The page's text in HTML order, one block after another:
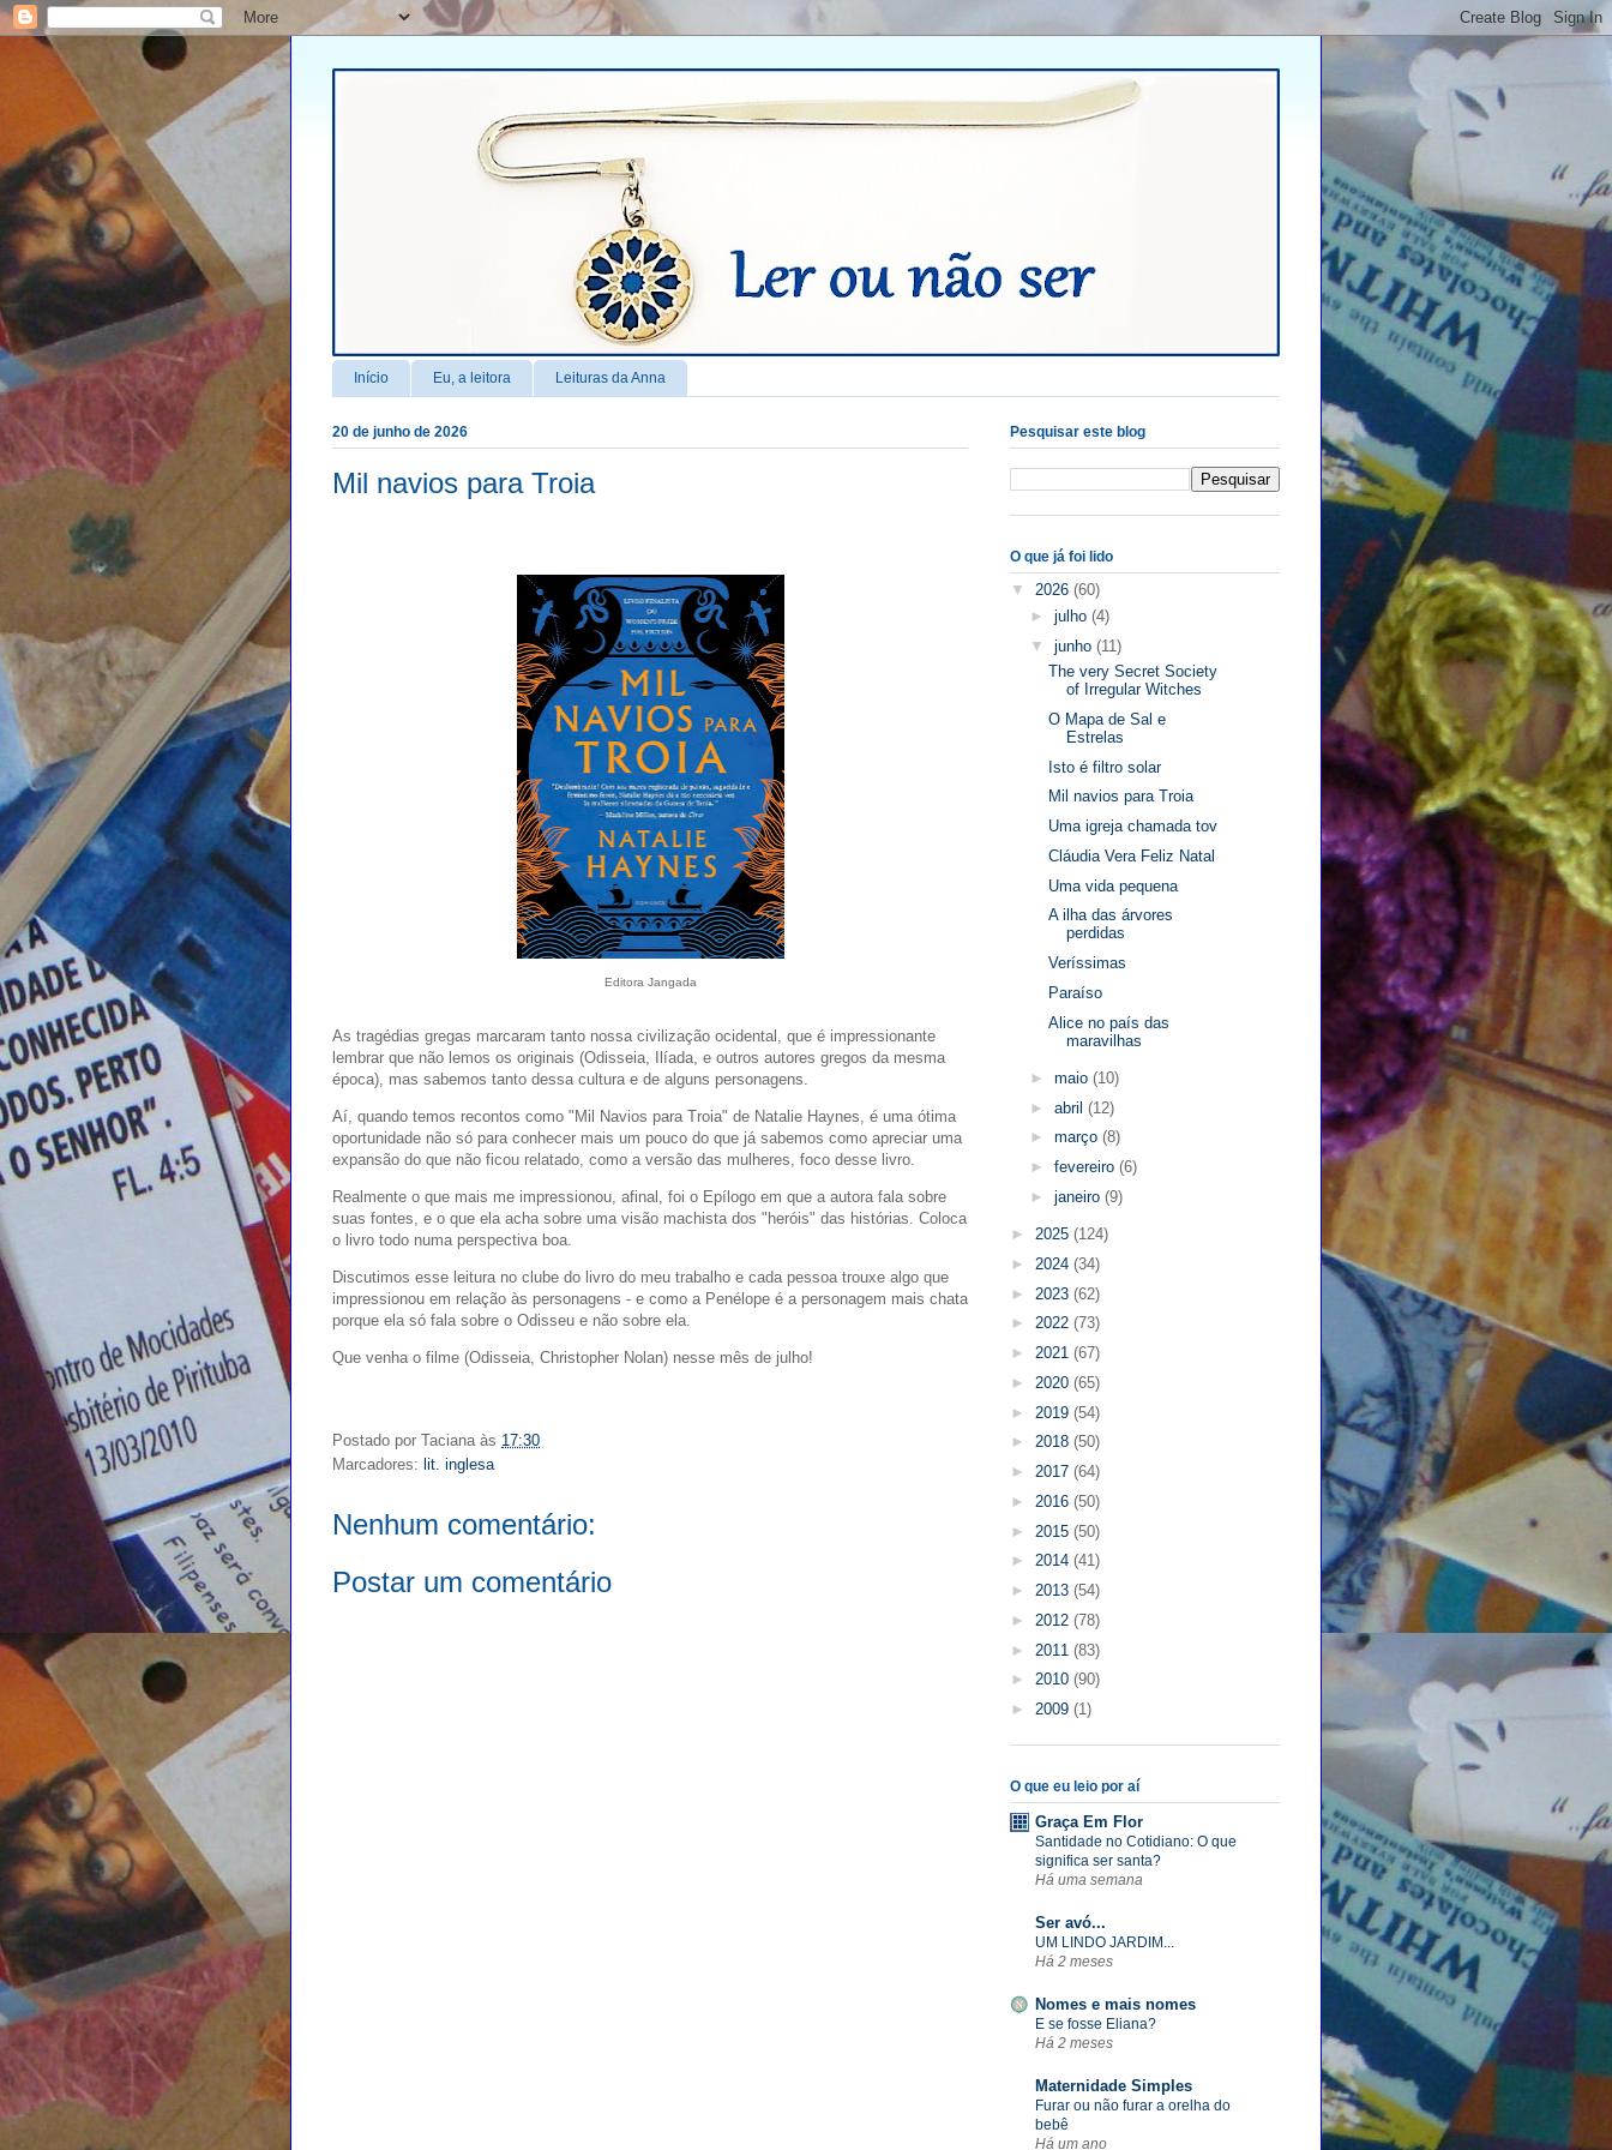
Início Eu, a leitora Leituras da Anna
20 de junho de 2026
Mil navios para Troia
Editora Jangada
As tragédias gregas marcaram tanto nossa civilização ocidental, que é impressionante
lembrar que não lemos os originais (Odisseia, Ilíada, e outros autores gregos da mesma
época), mas sabemos tanto dessa cultura e de alguns personagens.
Aí, quando temos recontos como "Mil Navios para Troia" de Natalie Haynes, é uma ótima
oportunidade não só para conhecer mais um pouco do que já sabemos como apreciar uma
expansão do que não ficou relatado, como a versão das mulheres, foco desse livro.
Realmente o que mais me impressionou, afinal, foi o Epílogo em que a autora fala sobre
suas fontes, e o que ela acha sobre uma visão machista dos "heróis" das histórias. Coloca
o livro todo numa perspectiva boa.
Discutimos esse leitura no clube do livro do meu trabalho e cada pessoa trouxe algo que
impressionou em relação às personagens - e como a Penélope é a personagem mais chata
porque ela só fala sobre o Odisseu e não sobre ela.
Que venha o filme (Odisseia, Christopher Nolan) nesse mês de julho!
Postado por Taciana às 17:30
Marcadores: lit. inglesa
Nenhum comentário:
Postar um comentário
Pesquisar este blog
O que já foi lido
▼ 2026 (60)
► julho (4)
▼ junho (11)
The very Secret Society
of Irregular Witches
O Mapa de Sal e
Estrelas
Isto é filtro solar
Mil navios para Troia
Uma igreja chamada tov
Cláudia Vera Feliz Natal
Uma vida pequena
A ilha das árvores
perdidas
Veríssimas
Paraíso
Alice no país das
maravilhas
► maio (10)
► abril (12)
► março (8)
► fevereiro (6)
► janeiro (9)
► 2025 (124)
► 2024 (34)
► 2023 (62)
► 2022 (73)
► 2021 (67)
► 2020 (65)
► 2019 (54)
► 2018 (50)
► 2017 (64)
► 2016 (50)
► 2015 (50)
► 2014 (41)
► 2013 (54)
► 2012 (78)
► 2011 (83)
► 2010 (90)
► 2009 (1)
O que eu leio por aí
Graça Em Flor
Santidade no Cotidiano: O que
significa ser santa?
Há uma semana
Ser avó...
UM LINDO JARDIM...
Há 2 meses
Nomes e mais nomes
E se fosse Eliana?
Há 2 meses
Maternidade Simples
Furar ou não furar a orelha do
bebê
Há um ano